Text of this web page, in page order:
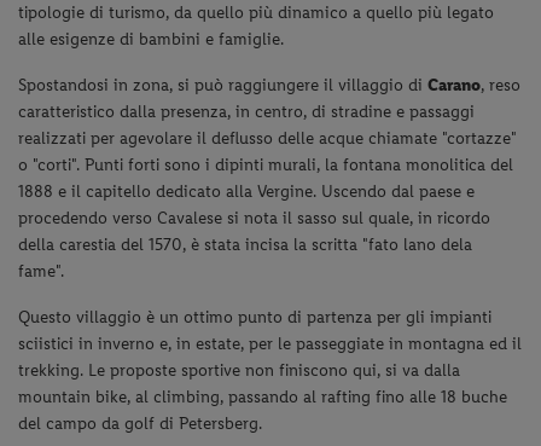
tipologie di turismo, da quello più dinamico a quello più legato
alle esigenze di bambini e famiglie.
Spostandosi in zona, si può raggiungere il villaggio diCarano, reso
caratteristico dalla presenza, in centro, di stradine e passaggi
realizzati per agevolare il deflusso delle acque chiamate "cortazze"
o "corti". Punti forti sono i dipinti murali, la fontana monolitica del
1888 e il capitello dedicato alla Vergine. Uscendo dal paese e
procedendo verso Cavalese si nota il sasso sul quale, in ricordo
della carestia del 1570, è stata incisa la scritta "fato lano dela
fame".
Questo villaggio è un ottimo punto di partenza per gli impianti
sciistici in inverno e, in estate, per le passeggiate in montagna ed il
trekking. Le proposte sportive non finiscono qui, si va dalla
mountain bike, al climbing, passando al rafting fino alle 18 buche
del campo da golf di Petersberg.